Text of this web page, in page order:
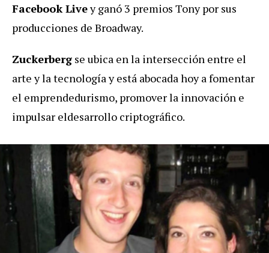
Facebook Livey ganó 3 premios Tony por sus
producciones de Broadway.
Zuckerberg se ubica en la intersección entre el
arte y la tecnologíay está abocada hoy a fomentar
el emprendedurismo, promover la innovación e
impulsar eldesarrollo criptográfico.